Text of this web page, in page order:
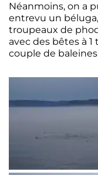
Néanmoins, on a
entrevu un
troupeaux de
avec des bêtes à
couple de